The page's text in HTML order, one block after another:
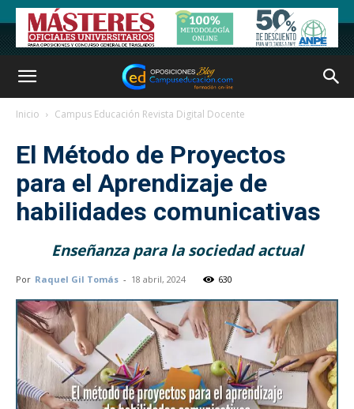
Inicio Campus Educación Revista Digital Docente
El Método de Proyectos
para el Aprendizaje de
habilidades comunicativas
Enseñanza para la sociedad actual
Por Raquel Gil Tomás - 18 abril, 2024 630